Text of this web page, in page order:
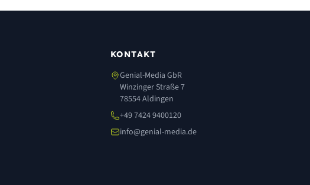
KONTAKT
Genial-Media GbR
Winzinger Straße 7
78554 Aldingen
+49 7424 9400120
info@genial-media.de